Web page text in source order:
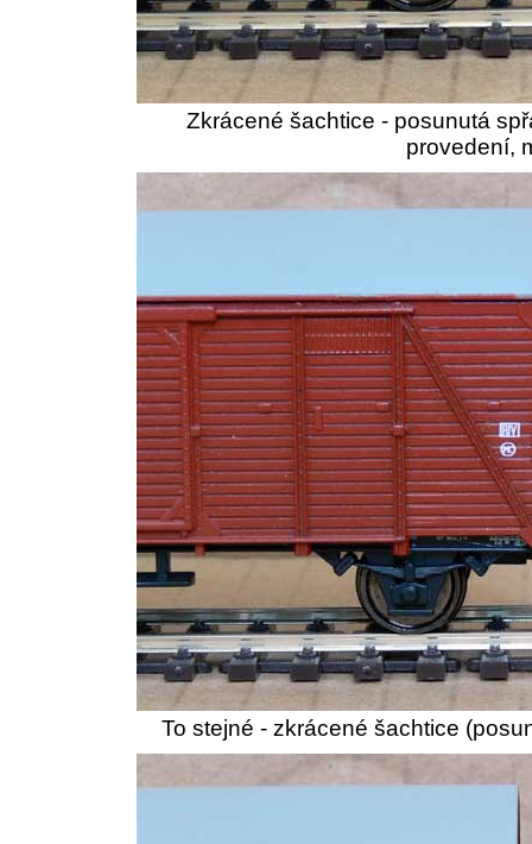
Zkrácené šachtice - posunutá
provedení,
To stejné - zkrácené šachtice